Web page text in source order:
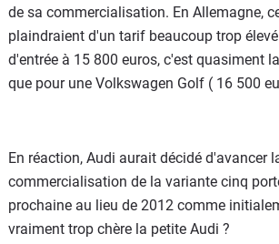
de sa commercialisation. En Allemagne,
plaindraient d'un tarif beaucoup trop
d'entrée à 15 800 euros, c'est quasiment
que pour une Volkswagen Golf ( 16 500
En réaction, Audi aurait décidé d'avancer
commercialisation de la variante cinq
prochaine au lieu de 2012 comme
vraiment trop chère la petite Audi ?